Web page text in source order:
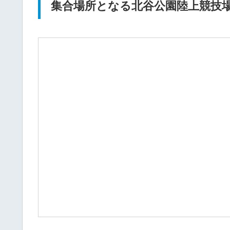
集合場所となる北谷公園陸上競技